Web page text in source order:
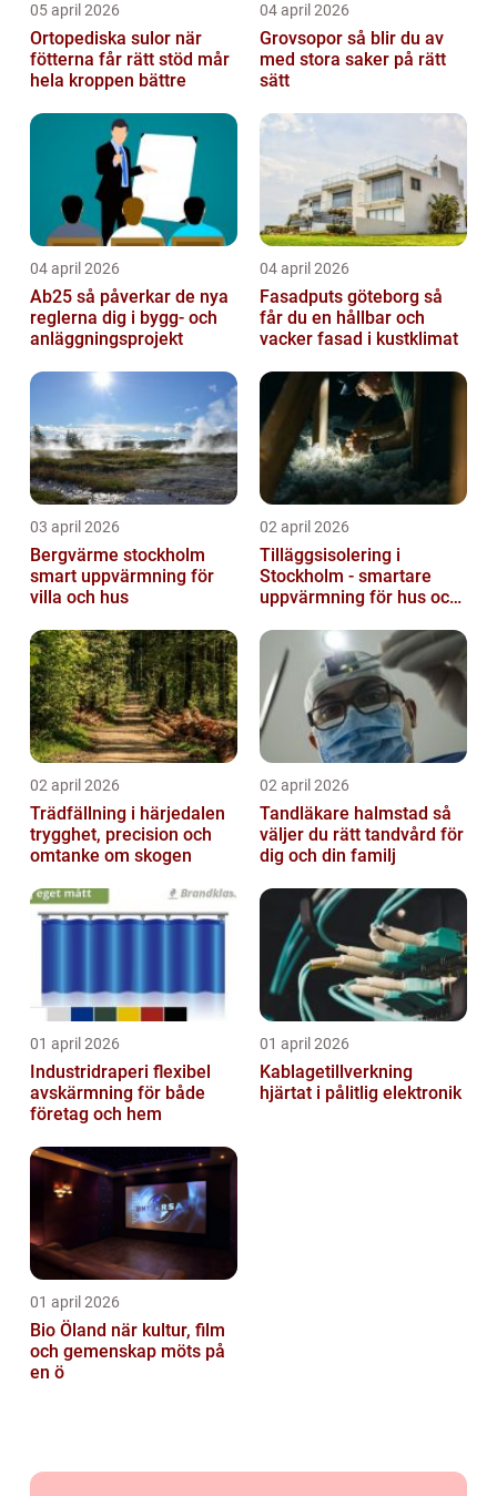
05 april 2026
Ortopediska sulor när
fötterna får rätt stöd mår
hela kroppen bättre
04 april 2026
Grovsopor så blir du av
med stora saker på rätt
sätt
04 april 2026
Ab25 så påverkar de nya
reglerna dig i bygg- och
anläggningsprojekt
04 april 2026
Fasadputs göteborg så
får du en hållbar och
vacker fasad i kustklimat
03 april 2026
Bergvärme stockholm
smart uppvärmning för
villa och hus
02 april 2026
Tilläggsisolering i
Stockholm - smartare
uppvärmning för hus och
02 april 2026
Trädfällning i härjedalen
trygghet, precision och
omtanke om skogen
02 april 2026
Tandläkare halmstad så
väljer du rätt tandvård för
dig och din familj
01 april 2026
Industridraperi flexibel
avskärmning för både
företag och hem
01 april 2026
Kablagetillverkning
hjärtat i pålitlig elektronik
01 april 2026
Bio Öland när kultur, film
och gemenskap möts på
en ö